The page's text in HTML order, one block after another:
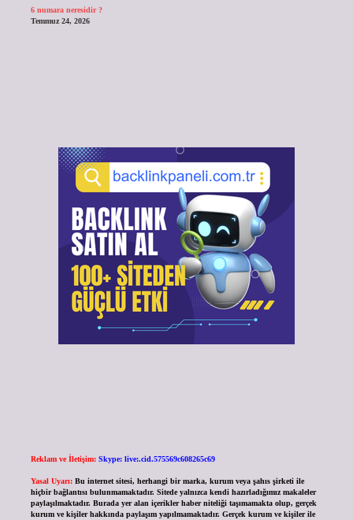
6 numara neresidir ?
Temmuz 24, 2026
Reklam ve İletişim: Skype: live:.cid.575569c608265c69
Yasal Uyarı: Bu internet sitesi, herhangi bir marka, kurum veya şahıs şirketi ile
hiçbir bağlantısı bulunmamaktadır. Sitede yalnızca kendi hazırladığımız makaleler
paylaşılmaktadır. Burada yer alan içerikler haber niteliği taşımamakta olup, gerçek
kurum ve kişiler hakkında paylaşım yapılmamaktadır. Gerçek kurum ve kişiler ile